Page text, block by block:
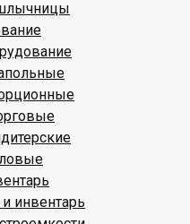
инвентарь